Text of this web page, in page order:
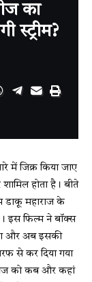
का
में जिक्र किया जाए
होता है। बीते
डाकू महाराज के
इस फिल्म ने बॉक्स
और अब इसकी
से कर दिया गया
को कब और कहां